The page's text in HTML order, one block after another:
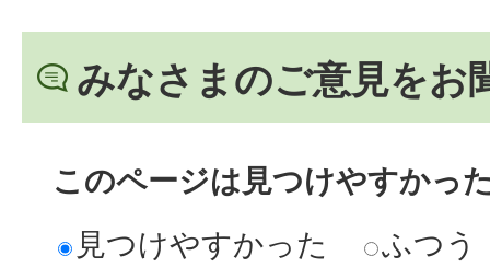
みなさまのご意見をお
このページは見つけやすかっ
見つけやすかった
ふつう